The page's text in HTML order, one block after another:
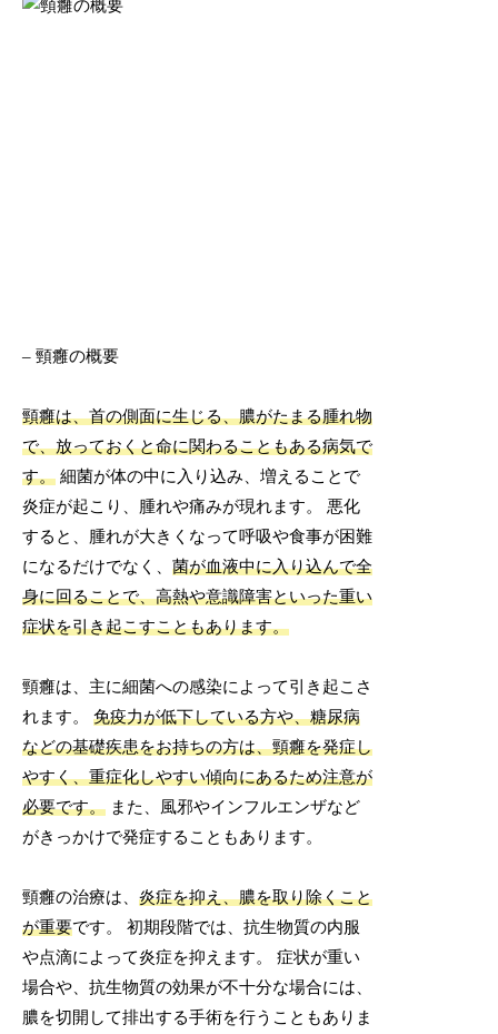
– 頸癰の概要
頸癰は、首の側面に生じる、膿がたまる腫れ物
で、放っておくと命に関わることもある病気で
す。 細菌が体の中に入り込み、増えることで
炎症が起こり、腫れや痛みが現れます。 悪化
すると、腫れが大きくなって呼吸や食事が困難
になるだけでなく、菌が血液中に入り込んで全
身に回ることで、高熱や意識障害といった重い
症状を引き起こすこともあります。
頸癰は、主に細菌への感染によって引き起こさ
れます。免疫力が低下している方や、糖尿病
などの基礎疾患をお持ちの方は、頸癰を発症し
やすく、重症化しやすい傾向にあるため注意が
必要です。 また、風邪やインフルエンザなど
がきっかけで発症することもあります。
頸癰の治療は、炎症を抑え、膿を取り除くこと
が重要です。 初期段階では、抗生物質の内服
や点滴によって炎症を抑えます。 症状が重い
場合や、抗生物質の効果が不十分な場合には、
膿を切開して排出する手術を行うこともありま